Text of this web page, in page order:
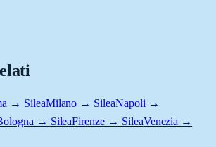
→ SileaMilano → SileaNapoli →
→ SileaFirenze → SileaVenezia →